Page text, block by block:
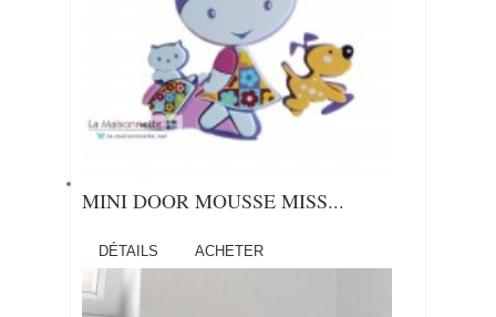
MINI DOOR MOUSSE MISS...
DÉTAILS ACHETER